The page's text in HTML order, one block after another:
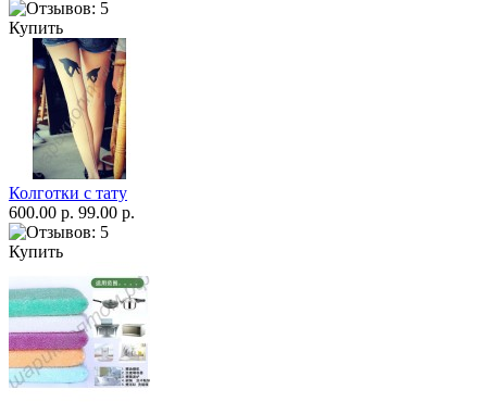
Купить
Колготки с тату
600.00 р. 99.00 р.
Купить